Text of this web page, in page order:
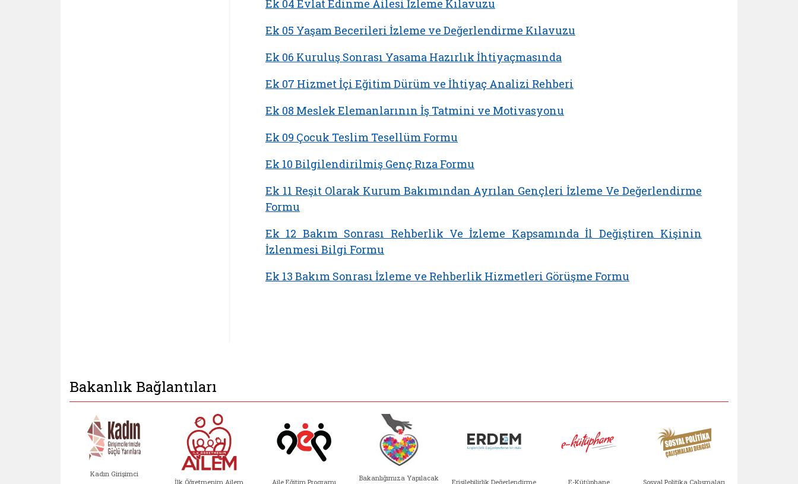
Ek 04 Evlat Edinme Ailesi İzleme Kılavuzu
Ek 05 Yaşam Becerileri İzleme ve Değerlendirme Kılavuzu
Ek 06 Kuruluş Sonrası Yasama Hazırlık İhtiyaçmasında
Ek 07 Hizmet İçi Eğitim Dürüm ve İhtiyaç Analizi Rehberi
Ek 08 Meslek Elemanlarının İş Tatmini ve Motivasyonu
Ek 09 Çocuk Teslim Tesellüm Formu
Ek 10 Bilgilendirilmiş Genç Rıza Formu
Ek 11 Reşit Olarak Kurum Bakımından Ayrılan Gençleri İzleme Ve Değerlendirme
Formu
Ek 12 Bakım Sonrası Rehberlik Ve İzleme Kapsamında İl Değiştiren Kişinin
İzlenmesi Bilgi Formu
Ek 13 Bakım Sonrası İzleme ve Rehberlik Hizmetleri Görüşme Formu
Bakanlık Bağlantıları
Kadın Girişimci
İlk Öğretmenim Ailem Aile Eğitim Programı
Bakanlığımıza Yapılacak
Erişilebilirlik Değerlendirme
E-Kütüphane
Sosyal Politika Çalışmaları